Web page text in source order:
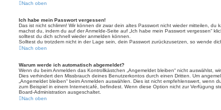
Nach oben
Ich habe mein Passwort vergessen!
Das ist nicht schlimm! Wir können dir zwar dein altes Passwort nicht wieder mitteilen, du
machst du, indem du auf der Anmelde-Seite auf „Ich habe mein Passwort vergessen“
solltest du dich schnell wieder anmelden können.
Solltest du trotzdem nicht in der Lage sein, dein Passwort zurückzusetzen, so wende
Nach oben
Warum werde ich automatisch abgemeldet?
Wenn du beim Anmelden das Kontrollkästchen „Angemeldet bleiben“ nicht auswählst,
Dies verhindert den Missbrauch deines Benutzerkontos durch einen Dritten. Um
„Angemeldet bleiben“ beim Anmelden auswählen. Dies ist nicht empfehlenswert, wenn
zum Beispiel in einem Internetcafé, befindest. Wenn diese Option nicht zur Verfügung
Board-Administration ausgeschaltet.
Nach oben